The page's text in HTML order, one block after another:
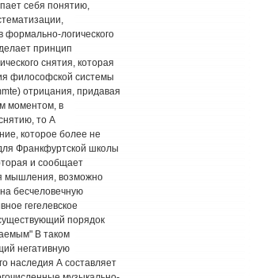
себя понятию,
формально-логического
принцип
снятия, которая
философской системы
отрицания, придавая
моментом, в
то А
которое более не
Франкфуртской школы
и сообщает
мышления, возможно
бесчеловечную
гегелевское
порядок
В таком
негативную
наследия А составляет